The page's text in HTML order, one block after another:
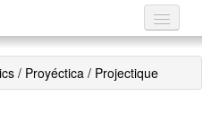
/ Proyéctica / Projectique